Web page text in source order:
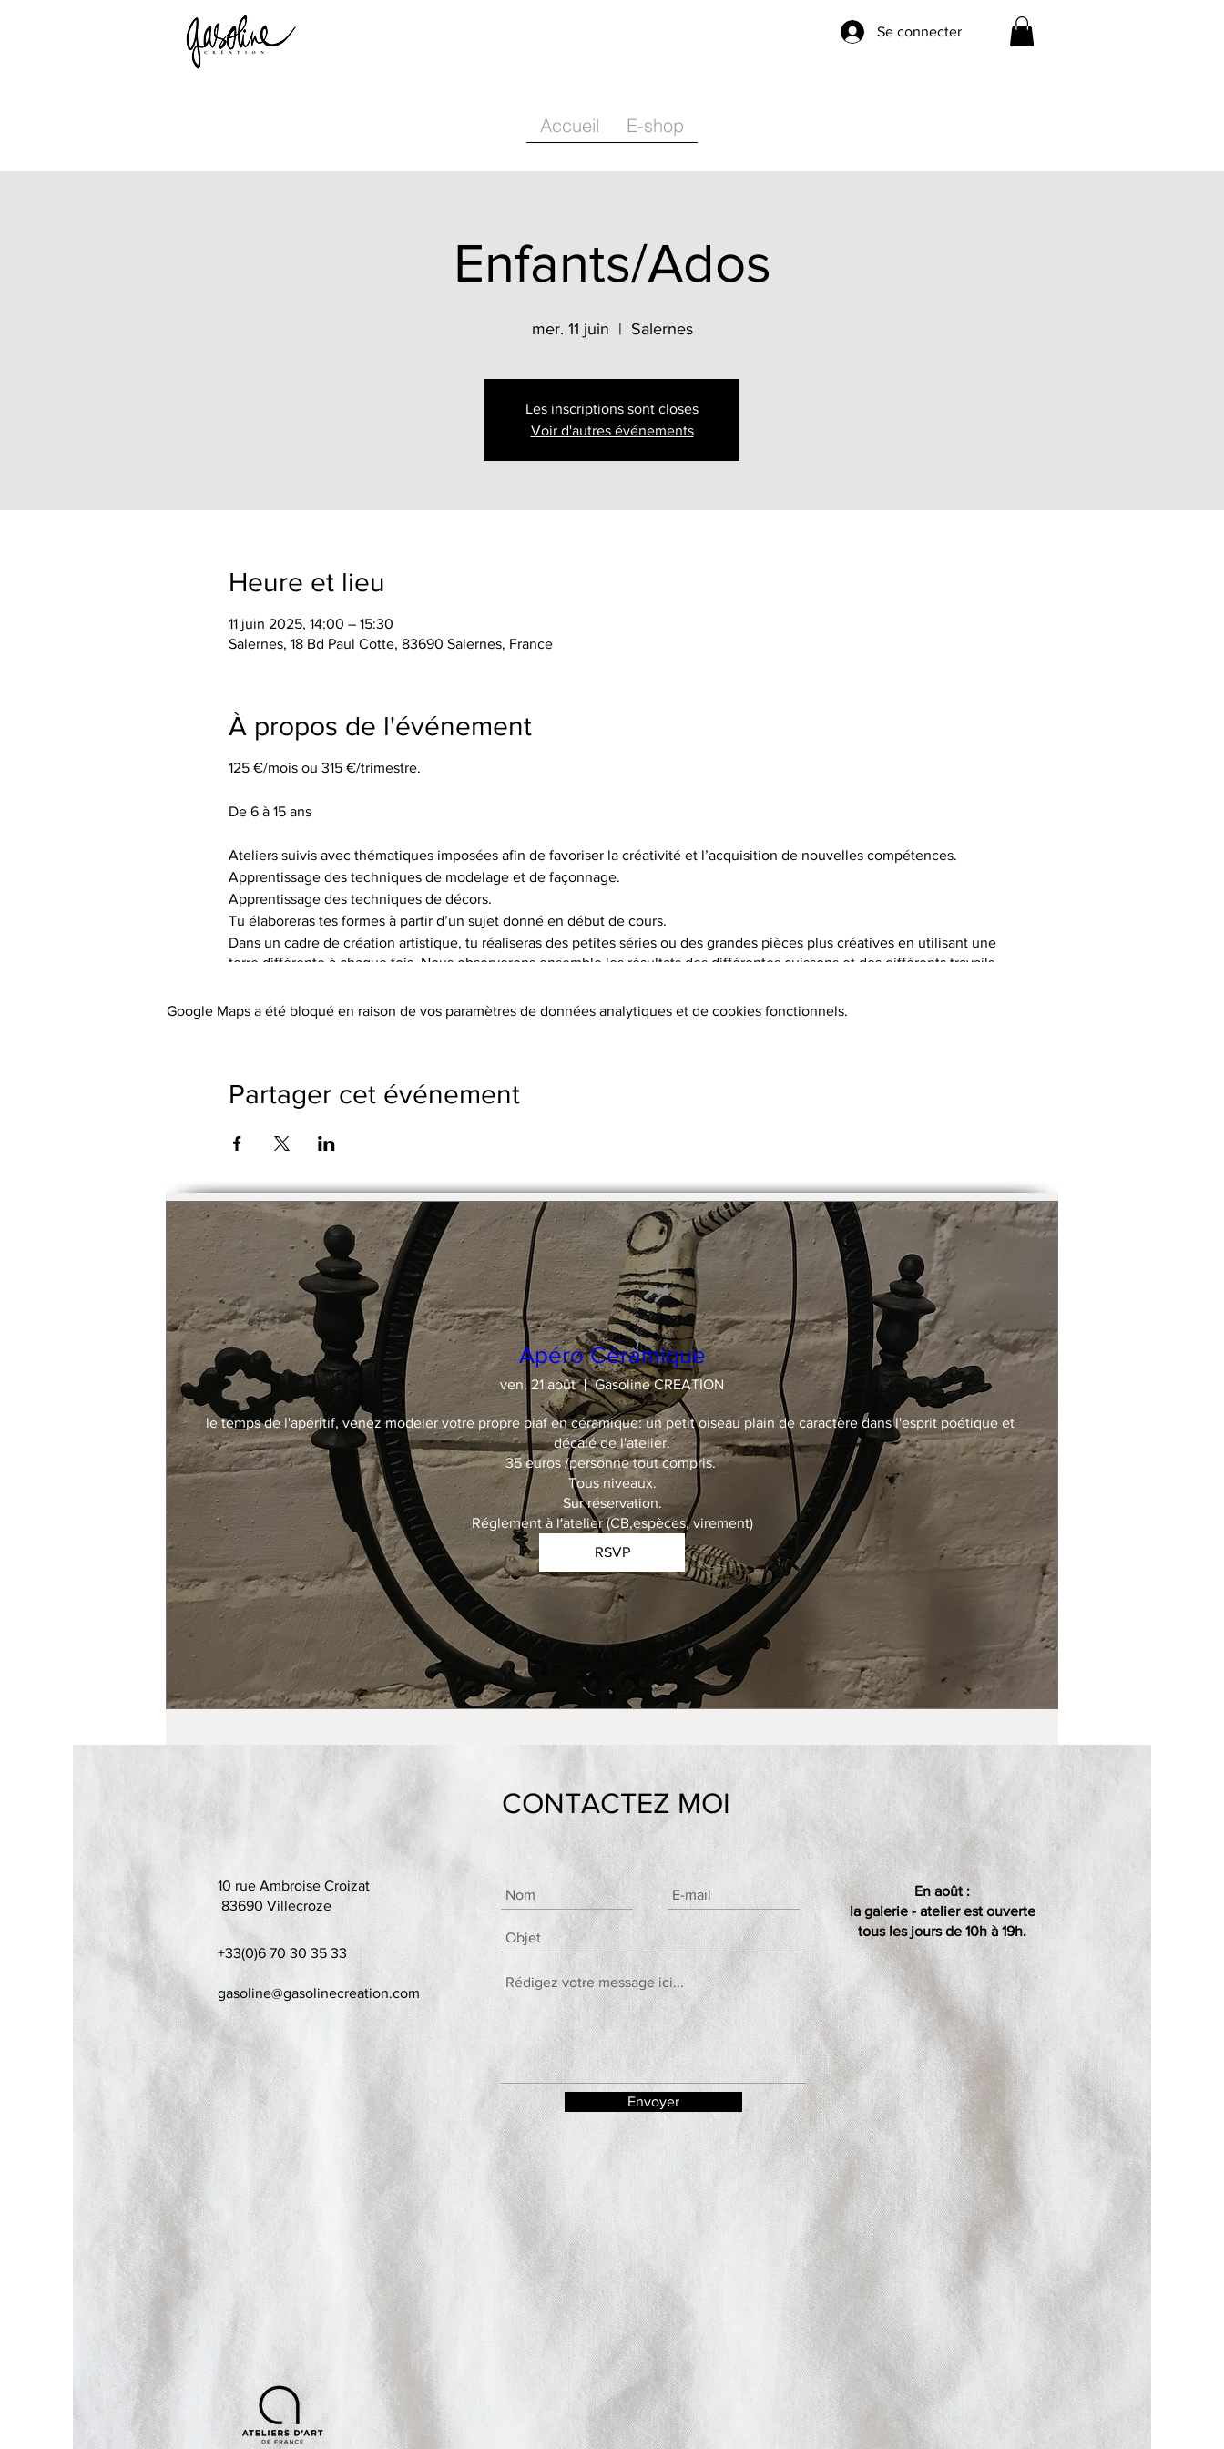
Se connecter
Accueil E-shop
Enfants/Ados
mer. 11 juin
  |
Salernes
Les inscriptions sont closes
Voir d'autres événements
Heure et lieu
11 juin 2025, 14:00 – 15:30
Salernes, 18 Bd Paul Cotte, 83690 Salernes, France
À propos de l'événement
125 €/mois ou 315 €/trimestre.
De 6 à 15 ans
Ateliers suivis avec thématiques imposées afin de favoriser la créativité et l’acquisition de nouvelles compétences.
Apprentissage des techniques de modelage et de façonnage.
Apprentissage des techniques de décors.
Tu élaboreras tes formes à partir d’un sujet donné en début de cours.
Dans un cadre de création artistique, tu réaliseras des petites séries ou des grandes pièces plus créatives en utilisant une
terre différente à chaque fois. Nous observerons ensemble les résultats des différentes cuissons et des différents travails
Tu auras à ta disposition le choix de 5 terres différentes, et pas moins de 15 engobes.
Pas de cotisation ou de frais supplémentaires
Google Maps a été bloqué en raison de vos paramètres de données analytiques et de cookies fonctionnels.
Partager cet événement
Apéro Céramique
ven. 21 août Gasoline CREATION
le temps de l'apéritif, venez modeler votre propre piaf en céramique: un petit oiseau plain de caractère dans l'esprit poétique et
décalé de l'atelier.
35 euros /personne tout compris.
Tous niveaux.
Sur réservation.
Réglement à l'atelier (CB,espèces, virement)
RSVP
CONTACTEZ MOI
10 rue Ambroise Croizat
83690 Villecroze
+33(0)6 70 30 35 33
gasoline@gasolinecreation.com
Envoyer
En août :
la galerie - atelier est ouverte
tous les jours de 10h à 19h.